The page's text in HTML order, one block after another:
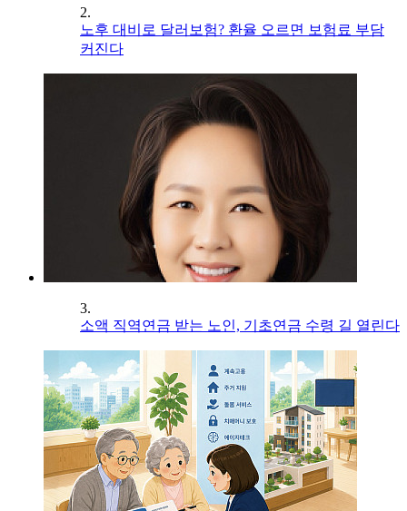
2.
노후 대비로 달러보험? 환율 오르면 보험료 부담
커진다
3.
소액 직역연금 받는 노인, 기초연금 수령 길 열린다